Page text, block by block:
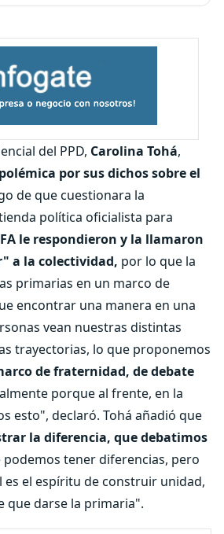
del PPD, Carolina Tohá,
por sus dichos sobre el
de que cuestionara la
política oficialista para
le respondieron y la llamaron
a la colectividad, por lo que la
primarias en un marco de
encontrar una manera en una
vean nuestras distintas
trayectorias, lo que proponemos
de fraternidad, de debate
porque al frente, en la
esto", declaró. Tohá añadió que
la diferencia, que debatimos
podemos tener diferencias, pero
es el espíritu de construir unidad,
que darse la primaria".